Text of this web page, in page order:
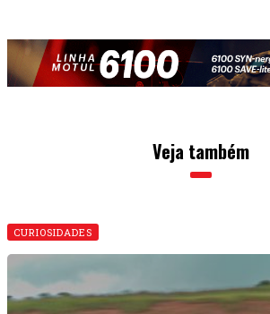
Veja também
CURIOSIDADES